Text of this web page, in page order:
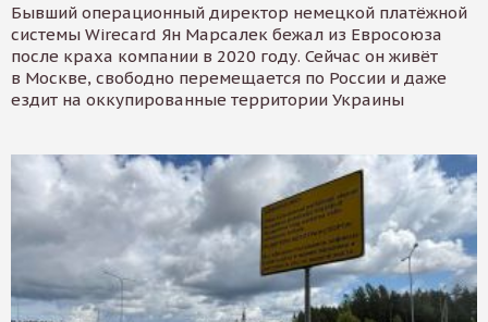
Бывший операционный директор немецкой платёжной
системы Wirecard Ян Марсалек бежал из Евросоюза
после краха компании в 2020 году. Сейчас он живёт
в Москве, свободно перемещается по России и даже
ездит на оккупированные территории Украины